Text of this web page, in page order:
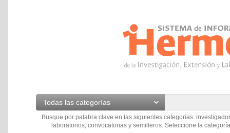
Todas las categorías
Busque por palabra clave en las siguientes categorías:
laboratorios, convocatorias y semilleros. Seleccione la